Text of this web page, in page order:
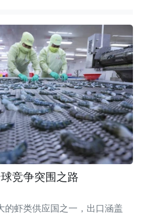
竞争突围之路
的虾类供应国之一，出口涵盖